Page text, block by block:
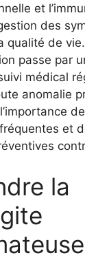
et
des
qualité de vie.
passe par
médical
anomalie
et
la